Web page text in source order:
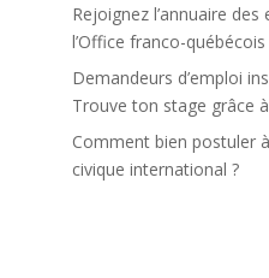
Rejoignez l’annuaire
l’Office franco-
Demandeurs d’emploi
Trouve ton stage grâce
Comment bien postuler
civique international ?